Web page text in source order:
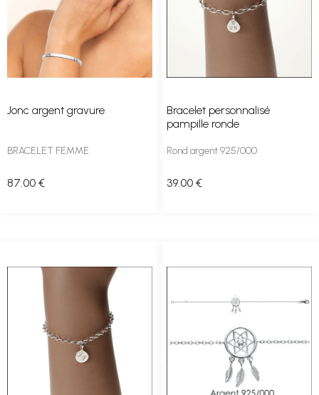
Jonc argent gravure
BRACELET FEMME
87 .00 €
Bracelet personnalisé
pampille ronde
Rond argent 925/000
39.00 €